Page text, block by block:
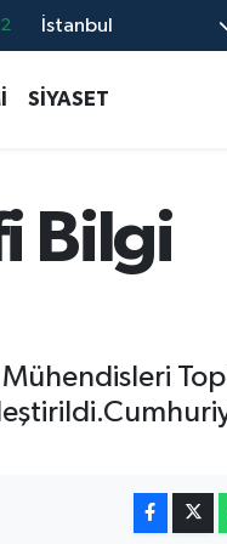
İstanbul
SİYASET
Bilgi